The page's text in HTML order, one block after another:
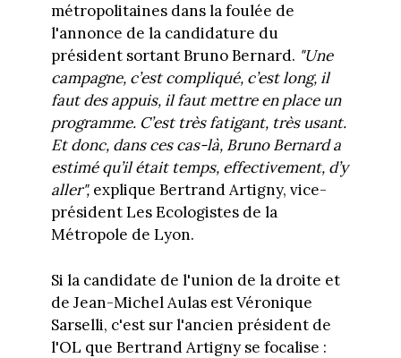
métropolitaines dans la foulée de
l'annonce de la candidature du
président sortant Bruno Bernard. "Une
campagne, c’est compliqué, c’est long, il
faut des appuis, il faut mettre en place un
programme. C’est très fatigant, très usant.
Et donc, dans ces cas-là, Bruno Bernard a
estimé qu’il était temps, effectivement, d’y
aller",explique Bertrand Artigny, vice-
président Les Ecologistes de la
Métropole de Lyon.
Si la candidate de l'union de la droite et
de Jean-Michel Aulas est Véronique
Sarselli, c'est sur l'ancien président de
l'OL que Bertrand Artigny se focalise :